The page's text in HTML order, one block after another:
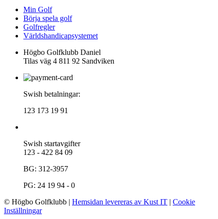
Min Golf
Börja spela golf
Golfregler
Världshandicapsystemet
Högbo Golfklubb Daniel
Tilas väg 4 811 92 Sandviken
Swish betalningar:
123 173 19 91
Swish startavgifter
123 - 422 84 09
BG: 312-3957
PG: 24 19 94 - 0
© Högbo Golfklubb | Hemsidan levereras av Kust IT | Cookie
Inställningar